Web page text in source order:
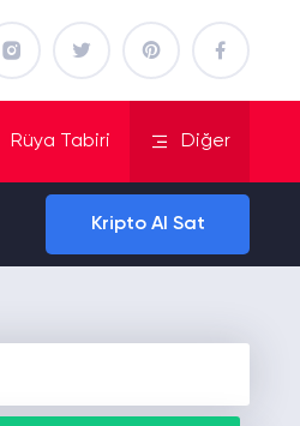
Rüya Tabiri Diğer
Kripto Al Sat